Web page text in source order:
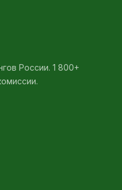
России. 1 800+